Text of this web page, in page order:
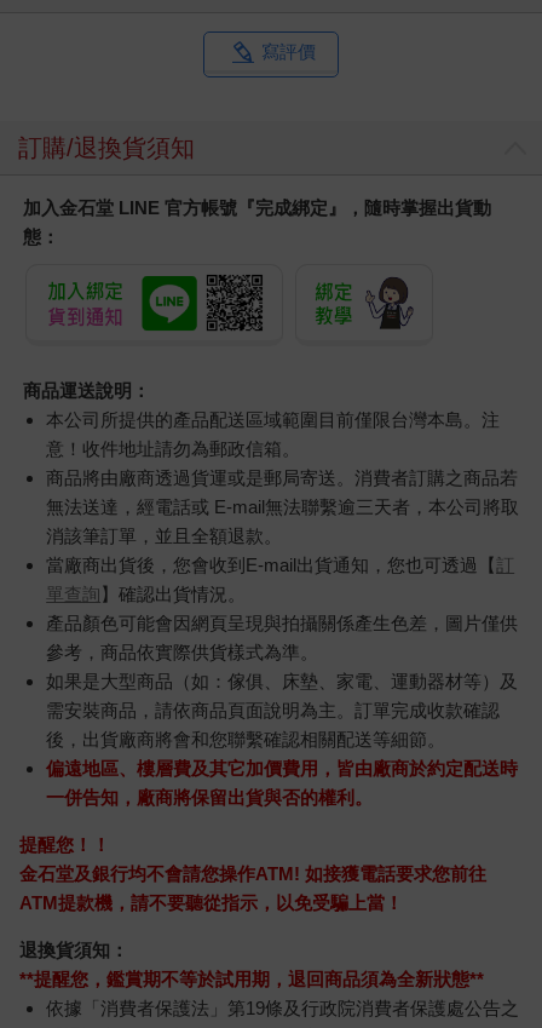
寫評價
訂購/退換貨須知
加入金石堂 LINE 官方帳號『完成綁定』，隨時掌握出貨動
態：
商品運送說明：
本公司所提供的產品配送區域範圍目前僅限台灣本島。注
意！收件地址請勿為郵政信箱。
商品將由廠商透過貨運或是郵局寄送。消費者訂購之商品若
無法送達，經電話或 E-mail無法聯繫逾三天者，本公司將取
消該筆訂單，並且全額退款。
當廠商出貨後，您會收到E-mail出貨通知，您也可透過【訂
單查詢】確認出貨情況。
產品顏色可能會因網頁呈現與拍攝關係產生色差，圖片僅供
參考，商品依實際供貨樣式為準。
如果是大型商品（如：傢俱、床墊、家電、運動器材等）及
需安裝商品，請依商品頁面說明為主。訂單完成收款確認
後，出貨廠商將會和您聯繫確認相關配送等細節。
偏遠地區、樓層費及其它加價費用，皆由廠商於約定配送時
一併告知，廠商將保留出貨與否的權利。
提醒您！！
金石堂及銀行均不會請您操作ATM! 如接獲電話要求您前往
ATM提款機，請不要聽從指示，以免受騙上當！
退換貨須知：
**提醒您，鑑賞期不等於試用期，退回商品須為全新狀態**
依據「消費者保護法」第19條及行政院消費者保護處公告之